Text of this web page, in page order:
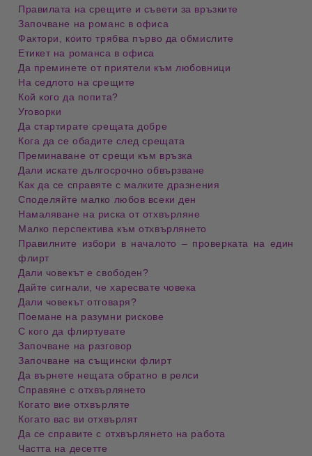
Правилата на срещите и съвети за връзките
Започване на романс в офиса
Фактори, които трябва първо да обмислите
Етикет на романса в офиса
Да преминете от приятели към любовници
На седлото на срещите
Кой кого да попита?
Уговорки
Да стартирате срещата добре
Кога да се обадите след срещата
Преминаване от срещи към връзка
Дали искате дългосрочно обвързване
Как да се справяте с малките дразнения
Споделяйте малко любов всеки ден
Намаляване на риска от отхвърляне
Малко перспектива към отхвърлянето
Правилните избори в началото – проверката на един
флирт
Дали човекът е свободен?
Дайте сигнали, че харесвате човека
Дали човекът отговаря?
Поемане на разумни рискове
С кого да флиртувате
Започване на разговор
Започване на същински флирт
Да върнете нещата обратно в релси
Справяне с отхвърлянето
Когато вие отхвърляте
Когато вас ви отхвърлят
Да се справите с отхвърлянето на работа
Частта на десетте